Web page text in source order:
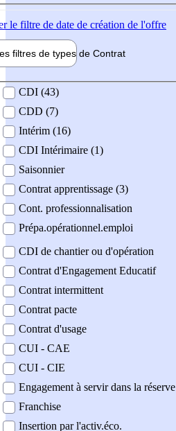
le filtre de date de création de l'offre
filtres de types de Contrat
contrat
CDI (43)
CDD (7)
Intérim (16)
CDI Intérimaire (1)
Saisonnier
Contrat apprentissage (3)
Cont. professionnalisation
Prépa.opérationnel.emploi
CDI de chantier ou d'opération
Contrat d'Engagement Educatif
Contrat intermittent
Contrat pacte
Contrat d'usage
CUI - CAE
CUI - CIE
Engagement à servir dans la réserve
Franchise
Insertion par l'activ.éco.